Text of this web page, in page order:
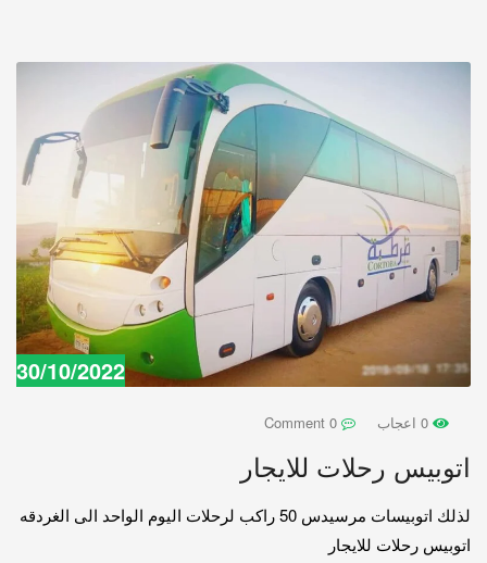
30/10/2022
اتوبيس رحلات للايجار
لذلك اتوبيسات مرسيدس 50 راكب لرحلات اليوم الواحد الى الغردقه
اتوبيس رحلات للايجار